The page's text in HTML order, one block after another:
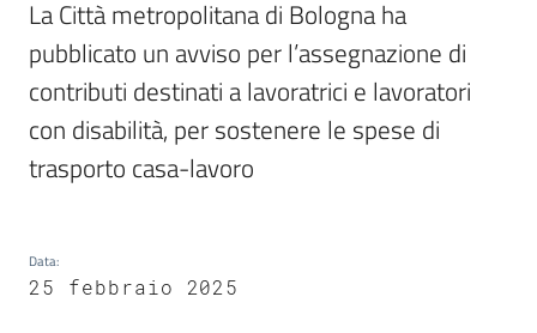
Amministrazione
Trasparente
Tutti
gli
La Città metropolitana di Bologna ha
pubblicato un avviso per l’assegnazione di
contributi destinati a lavoratrici e lavoratori
con disabilità, per sostenere le spese di
trasporto casa-lavoro
Data:
25 febbraio 2025